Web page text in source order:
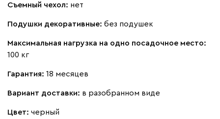
Съемный чехол: нет
Подушки декоративные: без подушек
Максимальная нагрузка на одно посадочное место:
100 кг
Гарантия: 18 месяцев
Вариант доставки: в разобранном виде
Цвет: черный